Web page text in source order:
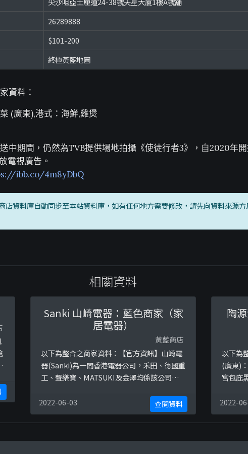
26289888
$101-200
終極黃藍地圖
資料：
(廣東),港式：海鮮,雞煲
中期間，仍然為TVB提供場地拍攝《使徒行者3》，自2020年
電視廣告。
ibb.co/4m8yDbQ
店資料庫自動同步至本站資料庫，如有任何地方需要修改，請先向資料來源
相關資料
Sanki 山崎電器：藍色商家（家
居電器）
黃藍商店
以下為整合之商家資料：【官方資訊】山崎電
器(Sanki)為一間香港電器公司，禾田、德國重
工、聲樂寶、MATSUKI及金澤均係該公司旗
Easycook First Fans Gathering活動。參考
圖片：
https://ibb.co/7rrjkknhttps://ibb.co/MPY
2022-06-03 查閱資料
陶
以下為
(廣東)
宮包庇
只屬傳
嬲都係
皇宮 富
2022-